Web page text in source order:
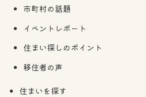
市町村の話題
イベントレポート
住まい探しのポイント
移住者の声
住まいを探す